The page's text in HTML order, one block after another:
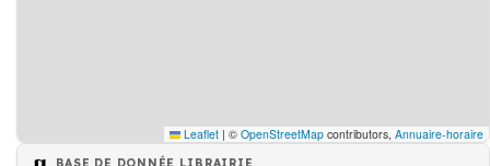
Leaflet | © OpenStreetMap contributors, Annuaire-horaire
BASE DE DONNÉE LIBRAIRIE